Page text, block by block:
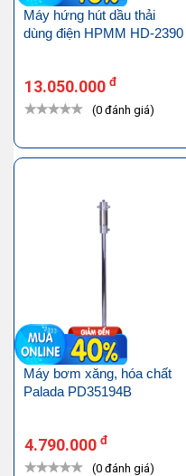
Máy hứng hút dầu thải
dùng điện HPMM HD-2390
13.050.000 đ
(0 đánh giá)
Máy bơm xăng, hóa chất
Palada PD35194B
4.790.000 đ
(0 đánh giá)